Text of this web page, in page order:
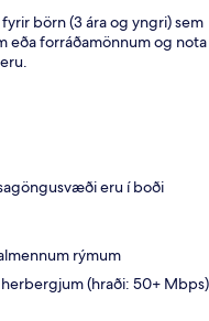
börn (3 ára og yngri) sem
eða forráðamönnum og nota
eru í boði
rýmum
(hraði: 50+ Mbps)